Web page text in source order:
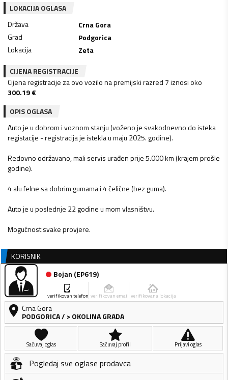
LOKACIJA OGLASA
Država
Crna Gora
Grad
Podgorica
Lokacija
Zeta
CIJENA REGISTRACIJE
Cijena registracije za ovo vozilo na premijski razred 7 iznosi oko
300.19€
OPIS OGLASA
Auto je u dobrom i voznom stanju (voženo je svakodnevno do isteka
registacije - registracija je istekla u maju 2025. godine).
Redovno održavano, mali servis urađen prije 5.000 km (krajem prošle
godine).
4 alu felne sa dobrim gumama i 4 čelične (bez guma).
Auto je u poslednje 22 godine u mom vlasništvu.
Mogućnost svake provjere.
KORISNIK
Bojan (EP619)
verifikovan telefon verifikovan email verifikovana lokacija
Crna Gora
PODGORICA/ > OKOLINA GRADA
Sačuvaj oglas Sačuvaj profil Prijavi oglas
Pogledaj sve oglase prodavca